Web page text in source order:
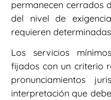
permanecen cerrados
del nivel de
requieren
Los servicios
fijados con un criterio
pronunciamientos
interpretación que